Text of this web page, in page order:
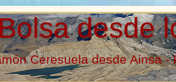
desde
Ceresuela desde Ainsa -